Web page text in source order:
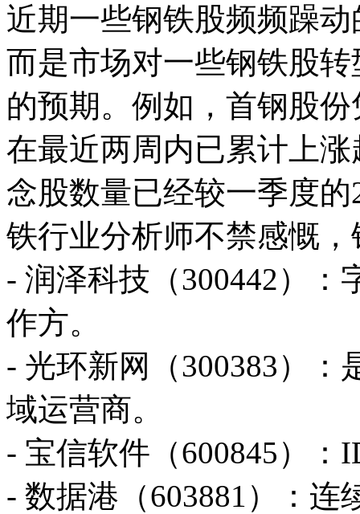
近期一些钢铁股频频躁
而是市场对一些钢铁股
的预期。例如，首钢股
在最近两周内已累计上
念股数量已经较一季度
铁行业分析师不禁感慨
- 润泽科技（300442）
作方。
- 光环新网（300383）
域运营商。
- 宝信软件（600845）：
- 数据港（603881）：连